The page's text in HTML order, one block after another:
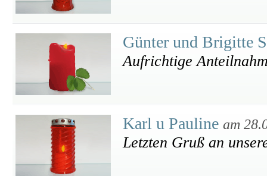
Günter und Brigitte
Aufrichtige
Karl u Pauline am
Letzten Gruß an